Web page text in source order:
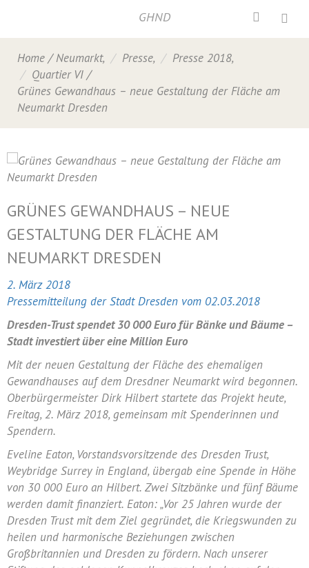
Home / Neumarkt, Presse, Presse 2018,
Quartier VI /
Grünes Gewandhaus – neue Gestaltung der Fläche am
Neumarkt Dresden
GRÜNES GEWANDHAUS – NEUE
GESTALTUNG DER FLÄCHE AM
NEUMARKT DRESDEN
2. März 2018
Pressemitteilung der Stadt Dresden vom 02.03.2018
Dresden-Trust spendet 30 000 Euro für Bänke und Bäume –
Stadt investiert über eine Million Euro
Mit der neuen Gestaltung der Fläche des ehemaligen
Gewandhauses auf dem Dresdner Neumarkt wird begonnen.
Oberbürgermeister Dirk Hilbert startete das Projekt heute,
Freitag, 2. März 2018, gemeinsam mit Spenderinnen und
Spendern.
Eveline Eaton, Vorstandsvorsitzende des Dresden Trust,
Weybridge Surrey in England, übergab eine Spende in Höhe
von 30 000 Euro an Hilbert. Zwei Sitzbänke und fünf Bäume
werden damit finanziert. Eaton: „Vor 25 Jahren wurde der
Dresden Trust mit dem Ziel gegründet, die Kriegswunden zu
heilen und harmonische Beziehungen zwischen
Großbritannien und Dresden zu fördern. Nach unserer
GHND